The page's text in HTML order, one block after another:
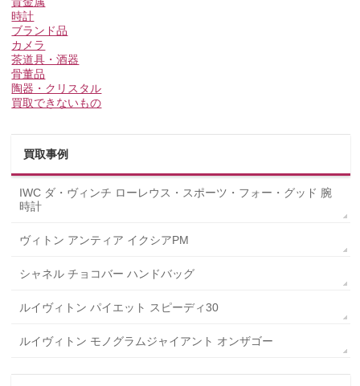
時計
ブランド品
カメラ
茶道具・酒器
骨董品
陶器・クリスタル
買取できないもの
買取事例
IWC ダ・ヴィンチ ローレウス・スポーツ・フォー・グッド 腕
時計
ヴィトン アンティア イクシアPM
シャネル チョコバー ハンドバッグ
ルイヴィトン パイエット スピーディ30
ルイヴィトン モノグラムジャイアント オンザゴー